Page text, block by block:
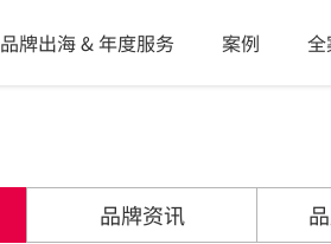
品牌出海 & 年度服务 案例 全
品牌资讯